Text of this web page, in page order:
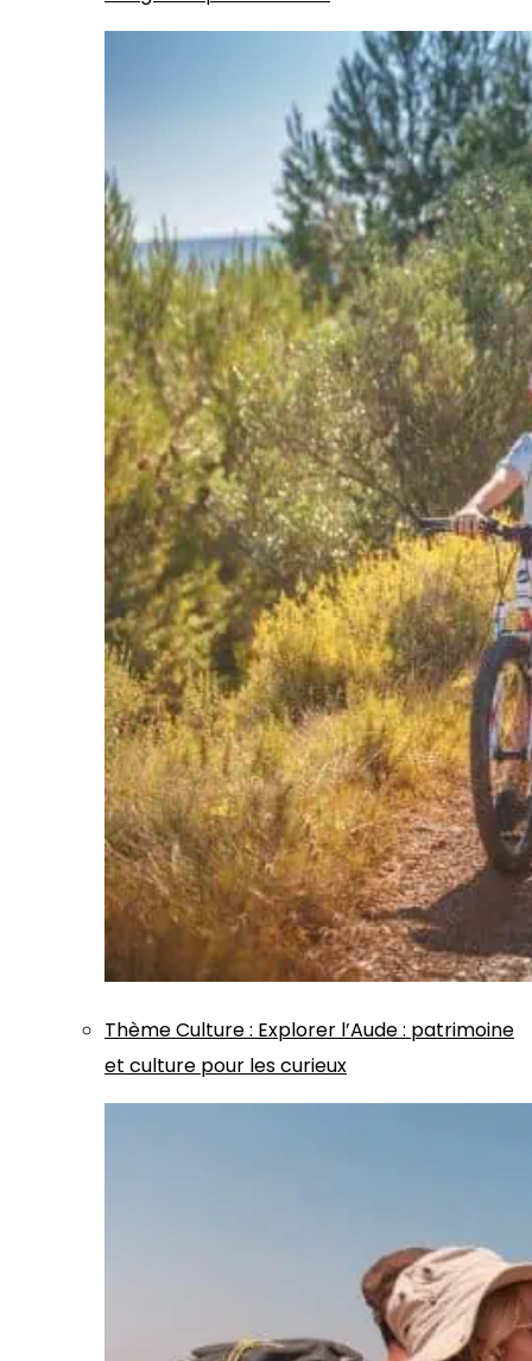
ThèmeCulture: Explorer l’Aude : patrimoine
et culture pour les curieux